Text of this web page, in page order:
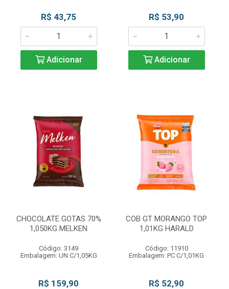
R$ 43,75
Adicionar
R$ 53,90
Adicionar
CHOCOLATE GOTAS 70%
1,050KG MELKEN
Código: 3149
Embalagem: UN C/1,05KG
R$ 159,90
COB GT MORANGO TOP
1,01KG HARALD
Código: 11910
Embalagem: PC C/1,01KG
R$ 52,90